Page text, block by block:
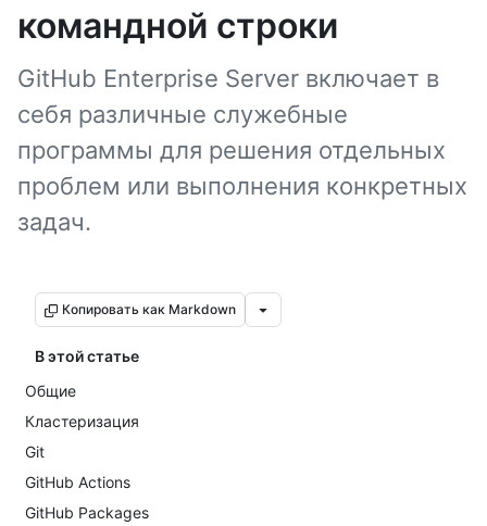
командной строки
GitHub Enterprise Server включает в
себя различные служебные
программы для решения отдельных
проблем или выполнения конкретных
задач.
Копировать как Markdown
В этой статье
Общие
Кластеризация
Git
GitHub Actions
GitHub Packages